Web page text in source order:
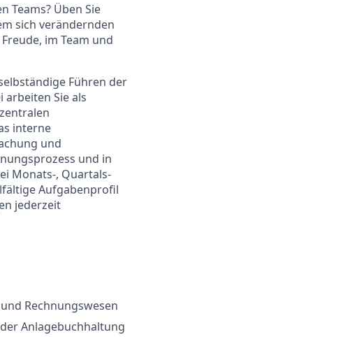
Teams? Üben Sie
sich verändernden
im Team und
Führen der
arbeiten Sie als
interne
und
und in
Monats-, Quartals-
Aufgabenprofil
jederzeit
Rechnungswesen
Anlagebuchhaltung